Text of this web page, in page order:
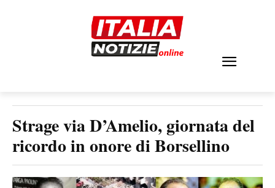
Strage via D’Amelio, giornata del
ricordo in onore di Borsellino